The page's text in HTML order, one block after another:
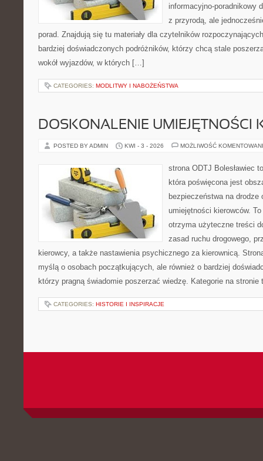
informacyjno-poradnikowy
z przyrodą, ale
porad. Znajdują się tu materiały dla czytelników
bardziej doświadczonych podróżników, którzy chcą stale
wokół wyjazdów, w których […]
CATEGORIES: MODLITWY I NABOŻEŃSTWA
DOSKONALENIE UMIEJĘTNOŚCI
POSTED BY ADMIN KWI - 3 - 2026 MOŻLIWOŚĆ
strona ODTJ Bolesławiec
która poświęcona jest
bezpieczeństwa na drodze
umiejętności kierowców.
otrzyma użyteczne treści
zasad ruchu drogowego,
kierowcy, a także nastawienia psychicznego za kierownicą.
myślą o osobach początkujących, ale również o bardziej
którzy pragną świadomie poszerzać wiedzę. Kategorie na
CATEGORIES: HISTORIE I INSPIRACJE